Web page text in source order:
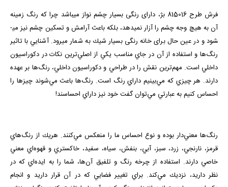
فرش طرح 815016 بژ، دارای رنگی بسیار چشم نواز می­باشد چرا که رنگ زمینه
آن به هیچ وجه چشم را آزار نمی­دهد، بلكه باعث آرامش و تسكین چشم نیز می­
شود و در عین حال برای خانه رنگی بسیار شیك به شمار می­رود. آشنايي با تاثير
رنگ‌ها و استفاده از آن‌ در جاي مناسب يكي از اصلي‌ترين نكات در دكوراسيون
داخلي است. مهم‌ترين نقش را در طراحي و دكوراسيون داخلي، رنگ‌ها بر عهده
دارند. هر چيزي كه مي‌بينيم داراي رنگ است. رنگ‌ها باعث مي‌شوند چيزها را
احساس كنيم به عبارتي مي‌توان گفت خود نيز داراي احساسند!
رنگ‌ها معني‌دار بوده و نوع احساس ما را منعكس مي‌كنند. هريك از رنگ‌هاي
قرمز، نارنجي، زرد، سبز، آبي، بنفش، سياه، سفيد، خاكستري و قهوه‌اي معني
خاصي دارند. استفاده از چرخه رنگ و تلفيق آن‌ها، شما را به ايده‌اي كه در
نظر داريد، نزديك مي‌كند. براي تغيير فضايي كه در آن قرار داريد و انجام